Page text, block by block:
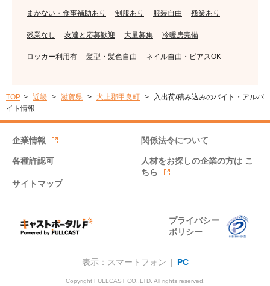
まかない・食事補助あり 制服あり 服装自由 残業あり
残業なし 友達と応募歓迎 大量募集 冷暖房完備
ロッカー利用有 髪型・髪色自由 ネイル自由・ピアスOK
TOP 近畿 滋賀県 犬上郡甲良町
入出荷/積み込みのバイト・アルバ
イト情報
企業情報 関係法令について
各種許認可 人材をお探しの企業の方は こ
ちら
サイトマップ
プライバシー
ポリシー
表示：スマートフォン | PC
Copyright FULLCAST CO.,LTD. All rights reserved.